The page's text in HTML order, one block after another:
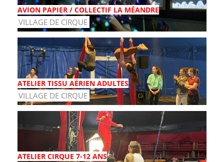
AVION PAPIER / COLLECTIF LA MÉANDRE
VILLAGE DE CIRQUE
ATELIER TISSU AÉRIEN ADULTES
VILLAGE DE CIRQUE
ATELIER CIRQUE 7-12 ANS